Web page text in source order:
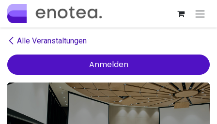
Zum Inhalt springen
Alle Veranstaltungen
Anmelden